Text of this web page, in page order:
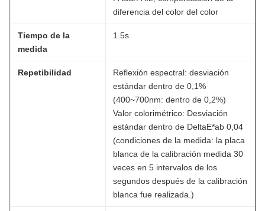
diferencia del color del color
Tiempo de la
medida
1.5s
Repetibilidad
Reflexión espectral: desviación
estándar dentro de 0,1%
(400~700nm: dentro de 0,2%)
Valor colorimétrico: Desviación
estándar dentro de DeltaE*ab 0,04
(condiciones de la medida: la placa
blanca de la calibración medida 30
veces en 5 intervalos de los
segundos después de la calibración
blanca fue realizada.)